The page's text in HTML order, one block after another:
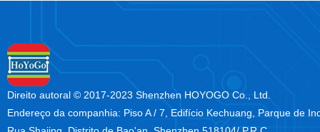
Direito autoral © 2017-2023 Shenzhen HOYOGO Co., Ltd.
Endereço da companhia: Piso A / 7, Edifício Kechuang, Parque de